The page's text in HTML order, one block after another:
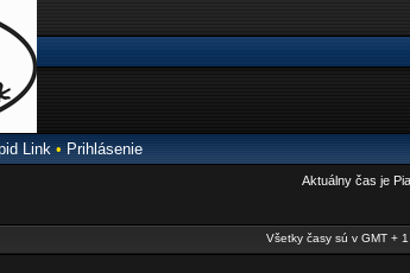
Link • Prihlásenie
Aktuálny čas je
Všetky časy sú v GMT +